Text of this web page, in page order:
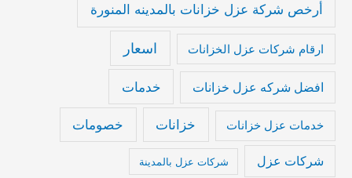
أرخص شركة عزل خزانات بالمدينه المنورة
ارقام شركات عزل الخزانات اسعار
افضل شركه عزل خزانات خدمات
خدمات عزل خزانات خزانات خصومات
شركات عزل شركات عزل بالمدينة